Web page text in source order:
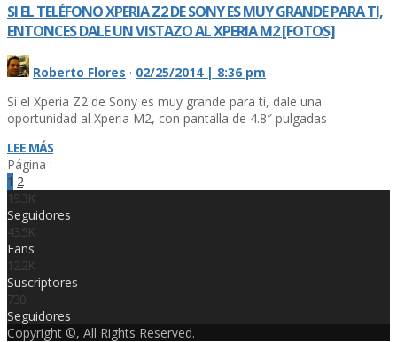
SI EL TELÉFONO XPERIA Z2 DE SONY ES MUY GRANDE PARA TI,
ENTONCES DALE UN VISTAZO AL XPERIA M2 [FOTOS]
Roberto Flores · 02/25/2014 | 8:36 pm
Si el Xperia Z2 de Sony es muy grande para ti, dale una
oportunidad al Xperia M2, con pantalla de 4.8″ pulgadas
LEE MÁS
Página :
1 2
19.3K
Seguidores
43.5K
Fans
12.2K
Suscriptores
730
Seguidores
Copyright ©, All Rights Reserved.